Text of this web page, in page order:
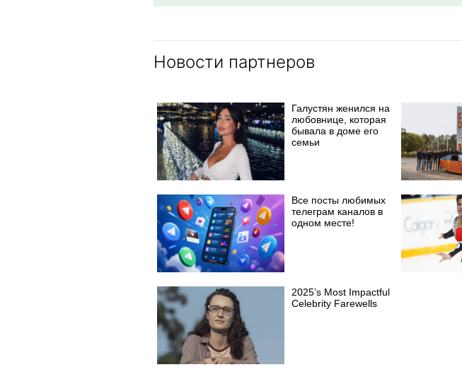
Новости партнеров
Галустян женился на
любовнице, которая
бывала в доме его
семьи
Все посты любимых
телеграм каналов в
одном месте!
2025’s Most Impactful
Celebrity Farewells